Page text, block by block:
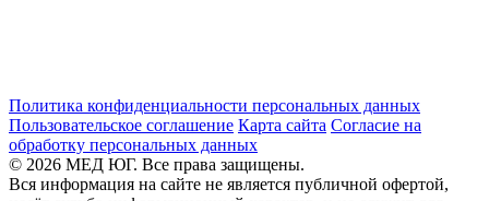
Политика конфиденциальности персональных данных
Пользовательское соглашение Карта сайта Согласие на
обработку персональных данных
© 2026 МЕД ЮГ. Все права защищены.
Вся информация на сайте не является публичной офертой,